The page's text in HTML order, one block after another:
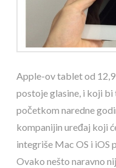
Apple-ov tablet od 12,9
postoje glasine, i koji
početkom naredne
kompanijin uređaj koji
integriše Mac OS i iOS
Ovako nešto naravno